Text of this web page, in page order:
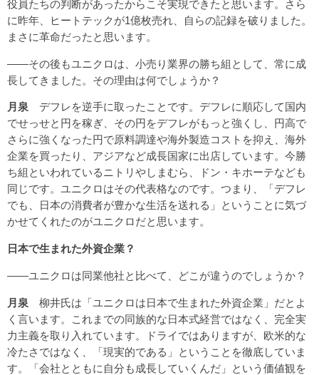
役員たちの判断があったからこそ実現できたと思います。さら
に昨年、ヒートテックが1億枚売れ、自らの記録を破りました。
まさに革命だったと思います。
――その後もユニクロは、小売り業界の勝ち組として、常に成
長してきました。その理由は何でしょうか？
月泉 デフレを逆手に取ったことです。デフレに順応して国内
でせっせと円を稼ぎ、その円をデフレがもっと強くし、円高で
さらに強くなった円で原料調達や海外製造コストを抑え、海外
企業を買ったり、アジアなど成長国家に出店しています。今勝
ち組といわれているニトリやしまむら、ドン・キホーテなども
同じです。ユニクロはその代表格なのです。つまり、「デフレ
でも、日本の消費者が豊かな生活を送れる」ということに気づ
かせてくれたのがユニクロだと思います。
日本で生まれた外資企業？
――ユニクロは同業他社と比べて、どこが違うのでしょうか？
月泉 柳井氏は「ユニクロは日本で生まれた外資企業」だとよ
く言います。これまでの同族的な日本式経営ではなく、完全実
力主義を取り入れています。ドライではありますが、欧米的な
冷たさではなく、「現実的である」ということを徹底していま
す。「会社とともに自分も成長していくんだ」という価値観を